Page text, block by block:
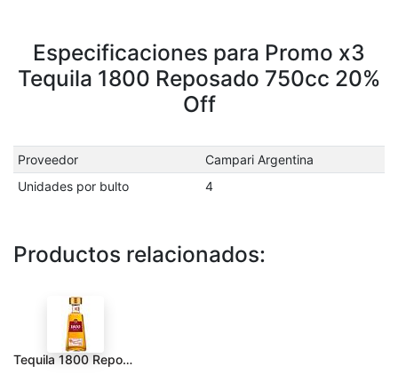
Especificaciones para Promo x3
Tequila 1800 Reposado 750cc 20%
Off
Proveedor
Campari Argentina
Unidades por bulto
4
Productos relacionados:
Tequila 1800 Reposado 40° 750cc